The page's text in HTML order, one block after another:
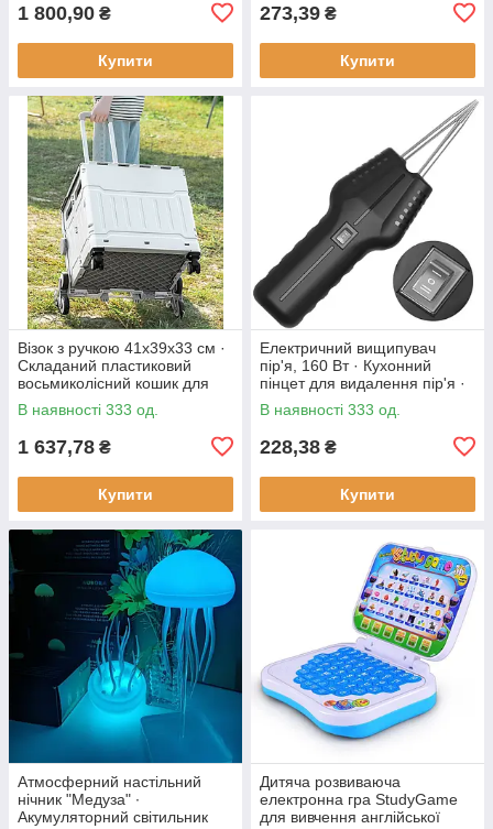
1 800,90 ₴
Купити
273,39 ₴
Купити
Візок з ручкою 41х39х33 см ·
Складаний пластиковий
восьмиколісний кошик для
продуктів
В наявності 333 од.
1 637,78 ₴
Купити
Електричний вищипувач
пір'я, 160 Вт · Кухонний
пінцет для видалення пір'я ·
Інструмент - щипці для
ощипування птиці
В наявності 333 од.
228,38 ₴
Купити
Атмосферний настільний
нічник "Медуза" ∙
Акумуляторний світильник
Дитяча розвиваюча
електронна гра StudyGame
для вивчення англійської